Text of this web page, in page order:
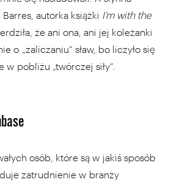
autorka książki I’m with the
że ani ona, ani jej koleżanki
o „zaliczaniu” sław, bo liczyło się
pobliżu „twórczej siły”.
osób, które są w jakiś sposób
zatrudnienie w branży